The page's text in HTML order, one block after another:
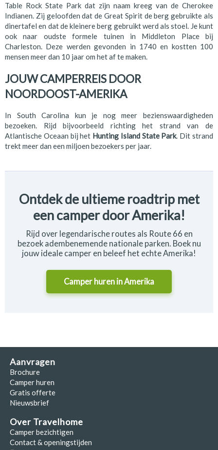
Table Rock State Park dat zijn naam kreeg van de Cherokee
Indianen. Zij geloofden dat de Great Spirit de berg gebruikte als
dinertafel en dat de kleinere berg gebruikt werd als stoel. Je kunt
ook naar oudste formele tuinen in Middleton Place bij
Charleston. Deze werden gevonden in 1740 en kostten 100
mensen meer dan 10 jaar om het af te maken.
JOUW CAMPERREIS DOOR
NOORDOOST-AMERIKA
In South Carolina kun je nog meer bezienswaardigheden
bezoeken. Rijd bijvoorbeeld richting het strand van de
Atlantische Oceaan bij het Hunting Island State Park. Dit strand
trekt meer dan een miljoen bezoekers per jaar.
Ontdek de ultieme roadtrip met
een camper door Amerika!
Rijd over legendarische routes als Route 66 en
bezoek adembenemende nationale parken. Boek nu
jouw ideale camper en beleef het echte Amerika!
Camper huren inAmerika
Aanvragen
Brochure
Camper huren
Gratis offerte
Nieuwsbrief
Over Travelhome
Camper bezichtigen
Contact & openingstijden